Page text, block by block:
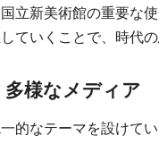
立新美術館の重要な
ていくことで、時代
多様なメディア
的なテーマを設けて